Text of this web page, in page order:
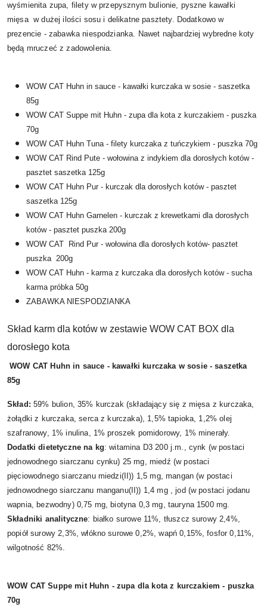
wyśmienita zupa, filety w przepysznym bulionie, pyszne kawałki
mięsa w dużej ilości sosu i delikatne pasztety. Dodatkowo w
prezencie - zabawka niespodzianka. Nawet najbardziej wybredne koty
będą mruczeć z zadowolenia.
WOW CAT Huhn in sauce - kawałki kurczaka w sosie - saszetka
85g
WOW CAT Suppe mit Huhn - zupa dla kota z kurczakiem - puszka
70g
WOW CAT Huhn Tuna - filety kurczaka z tuńczykiem - puszka 70g
WOW CAT Rind Pute - wołowina z indykiem dla dorosłych kotów -
pasztet saszetka 125g
WOW CAT Huhn Pur - kurczak dla dorosłych kotów - pasztet
saszetka 125g
WOW CAT Huhn Garnelen - kurczak z krewetkami dla dorosłych
kotów - pasztet puszka 200g
WOW CAT Rind Pur - wołowina dla dorosłych kotów- pasztet
puszka 200g
WOW CAT Huhn - karma z kurczaka dla dorosłych kotów - sucha
karma próbka 50g
ZABAWKA NIESPODZIANKA
Skład karm dla kotów w zestawie WOW CAT BOX dla
dorosłego kota
WOW CAT Huhn in sauce - kawałki kurczaka w sosie - saszetka
85g
Skład: 59% bulion, 35% kurczak (składający się z mięsa z kurczaka,
żołądki z kurczaka, serca z kurczaka), 1,5% tapioka, 1,2% olej
szafranowy, 1% inulina, 1% proszek pomidorowy, 1% minerały.
Dodatki dietetyczne na kg: witamina D3 200 j.m., cynk (w postaci
jednowodnego siarczanu cynku) 25 mg, miedź (w postaci
pięciowodnego siarczanu miedzi(II)) 1,5 mg, mangan (w postaci
jednowodnego siarczanu manganu(II)) 1,4 mg , jod (w postaci jodanu
wapnia, bezwodny) 0,75 mg, biotyna 0,3 mg, tauryna 1500 mg.
Składniki analityczne: białko surowe 11%, tłuszcz surowy 2,4%,
popiół surowy 2,3%, włókno surowe 0,2%, wapń 0,15%, fosfor 0,11%,
wilgotność 82%.
WOW CAT Suppe mit Huhn - zupa dla kota z kurczakiem - puszka
70g